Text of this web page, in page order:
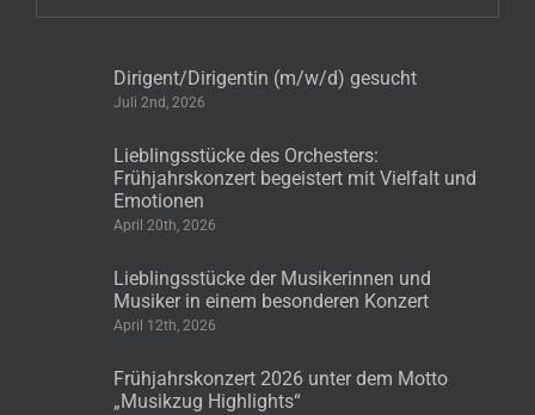
Dirigent/Dirigentin (m/w/d) gesucht
Juli 2nd, 2026
Lieblingsstücke des Orchesters:
Frühjahrskonzert begeistert mit Vielfalt und
Emotionen
April 20th, 2026
Lieblingsstücke der Musikerinnen und
Musiker in einem besonderen Konzert
April 12th, 2026
Frühjahrskonzert 2026 unter dem Motto
„Musikzug Highlights“